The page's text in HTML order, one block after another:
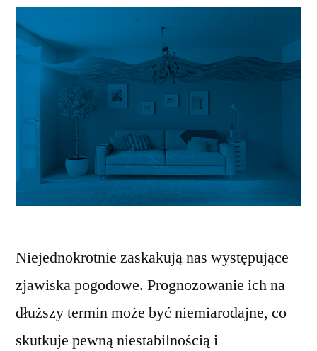
Niejednokrotnie zaskakują nas występujące
zjawiska pogodowe. Prognozowanie ich na
dłuższy termin może być niemiarodajne, co
skutkuje pewną niestabilnością i